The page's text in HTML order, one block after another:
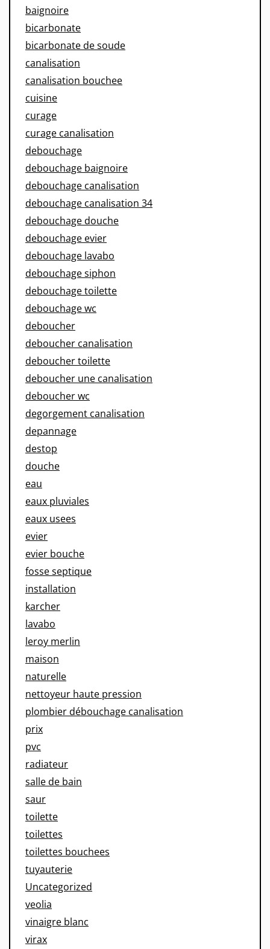
baignoire
bicarbonate
bicarbonate de soude
canalisation
canalisation bouchee
cuisine
curage
curage canalisation
debouchage
debouchage baignoire
debouchage canalisation
debouchage canalisation 34
debouchage douche
debouchage evier
debouchage lavabo
debouchage siphon
debouchage toilette
debouchage wc
deboucher
deboucher canalisation
deboucher toilette
deboucher une canalisation
deboucher wc
degorgement canalisation
depannage
destop
douche
eau
eaux pluviales
eaux usees
evier
evier bouche
fosse septique
installation
karcher
lavabo
leroy merlin
maison
naturelle
nettoyeur haute pression
plombier débouchage canalisation
prix
pvc
radiateur
salle de bain
saur
toilette
toilettes
toilettes bouchees
tuyauterie
Uncategorized
veolia
vinaigre blanc
virax